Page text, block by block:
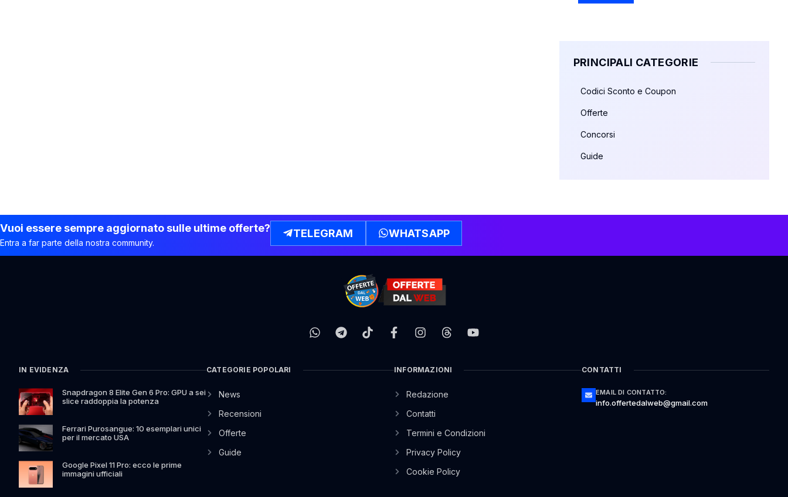
PRINCIPALI CATEGORIE
Codici Sconto e Coupon
Offerte
Concorsi
Guide
Vuoi essere sempre aggiornato sulle ultime offerte?
Entra a far parte della nostra community.
TELEGRAM WHATSAPP
IN EVIDENZA
Snapdragon 8 Elite Gen 6 Pro: GPU a sei
slice raddoppia la potenza
Ferrari Purosangue: 10 esemplari unici
per il mercato USA
Google Pixel 11 Pro: ecco le prime
immagini ufficiali
CATEGORIE POPOLARI
News
Recensioni
Offerte
Guide
INFORMAZIONI
Redazione
Contatti
Termini e Condizioni
Privacy Policy
Cookie Policy
CONTATTI
EMAIL DI CONTATTO:
info.offertedalweb@gmail.com